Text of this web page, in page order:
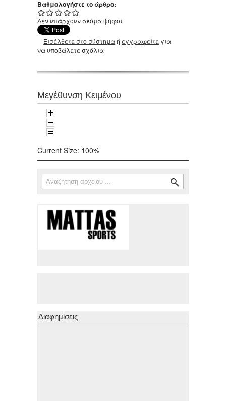
Βαθμολογήστε το άρθρο:
Δεν υπάρχουν ακόμα ψήφοι
Εισέλθετε στο σύστημαή εγγραφείτε για
να υποβάλετε σχόλια
Μεγέθυνση Κειμένου
Current Size: 100%
Φόρμα αναζήτησης
Αναζήτηση
Διαφημίσεις